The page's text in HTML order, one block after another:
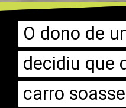
O dono de
decidiu que
carro
O dono de
decidiu que
carro